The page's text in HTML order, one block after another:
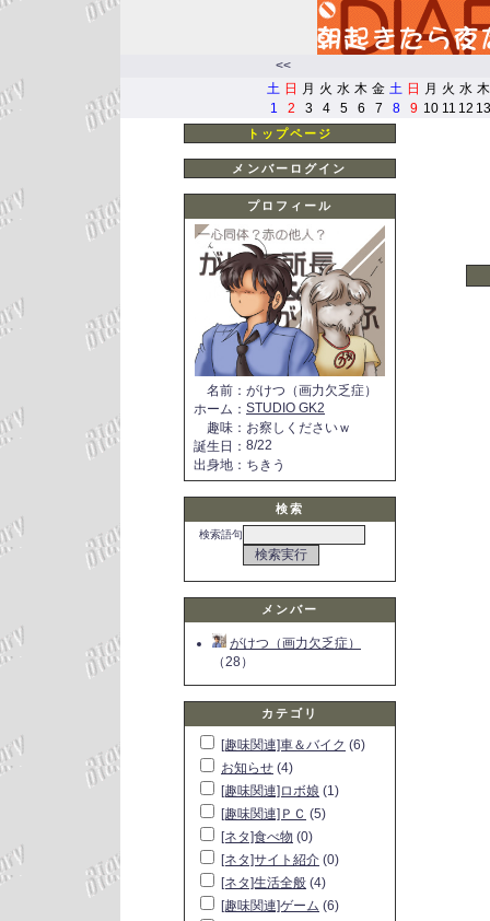
<<
土 日 月 火 水 木 金 土 日 月 火 水 木
1
2 3 4 5 6 7 8 9 10 11 12 13
トップページ
メンバーログイン
プロフィール
名前 ： がけつ（画力欠乏症）
ホーム ： STUDIO GK2
趣味 ： お察しくださいｗ
誕生日 ： 8/22
出身地 ： ちきう
検索
検索語句
メンバー
がけつ（画力欠乏症）
（28）
カテゴリ
[趣味関連]車＆バイク (6)
お知らせ (4)
[趣味関連]ロボ娘 (1)
[趣味関連]ＰＣ (5)
[ネタ]食べ物 (0)
[ネタ]サイト紹介 (0)
[ネタ]生活全般 (4)
[趣味関連]ゲーム (6)